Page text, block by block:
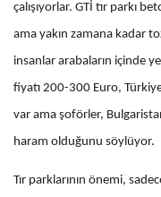
çalışıyorlar. GTİ tır parkı
ama yakın zamana kadar
insanlar arabaların içinde
fiyatı 200-300 Euro,
var ama şoförler,
haram olduğunu söylüyor.
Tır parklarının önemi,